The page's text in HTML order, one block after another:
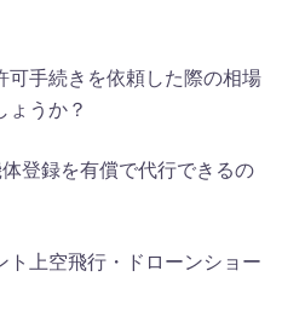
手続きを依頼した際の相場
ょうか？
登録を有償で代行できるの
上空飛行・ドローンショー